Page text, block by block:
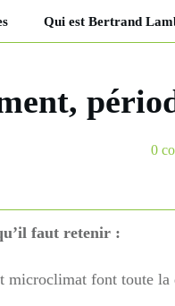
Qui est Bertrand
0
faut retenir :
microclimat font toute la